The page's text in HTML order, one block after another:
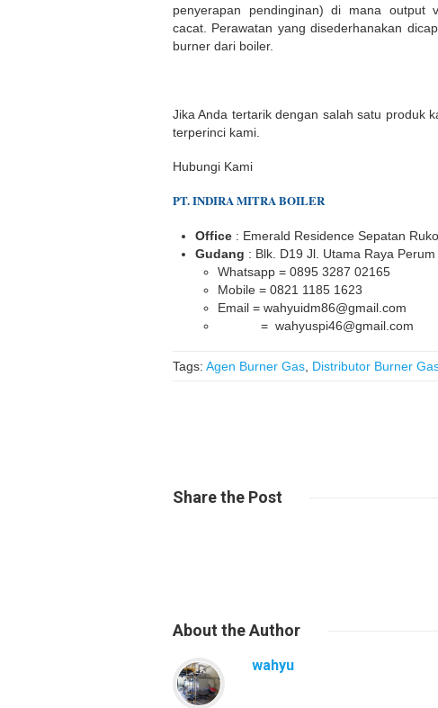
penyerapan pendinginan) di mana output
cacat. Perawatan yang disederhanakan
burner dari boiler.
Jika Anda tertarik dengan salah satu produk
terperinci kami.
Hubungi Kami
PT.INDIRAMITRA BOILER
Office : Emerald Residence Sepatan
Gudang : Blk. D19 Jl. Utama Raya
Whatsapp = 0895 3287 02165
Mobile = 0821 1185 1623
Email = wahyuidm86@gmail.com
= wahyuspi46@gmail.com
Tags: Agen Burner Gas Distributor Burner
Sharethe Post
About the Author
wahyu